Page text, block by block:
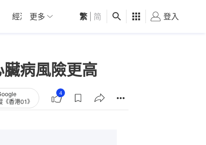
經濟 01深圳 觀點 健康 好食玩飛
更多 繁 简 登入
病風險更高
《香港01》
4